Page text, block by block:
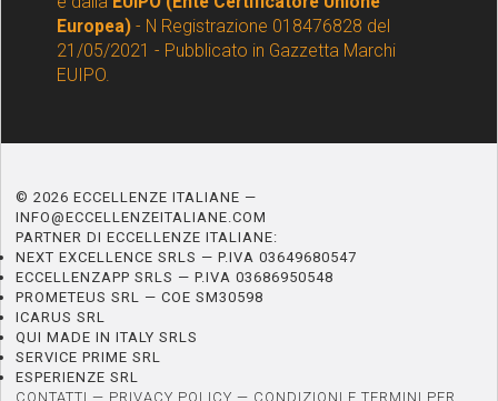
Europea) - N Registrazione 018476828 del
21/05/2021 - Pubblicato in Gazzetta Marchi
EUIPO.
© 2026 ECCELLENZE ITALIANE —
INFO@ECCELLENZEITALIANE.COM
PARTNER DI ECCELLENZE ITALIANE:
NEXT EXCELLENCE SRLS — P.IVA 03649680547
ECCELLENZAPP SRLS — P.IVA 03686950548
PROMETEUS SRL — COE SM30598
ICARUS SRL
QUI MADE IN ITALY SRLS
SERVICE PRIME SRL
ESPERIENZE SRL
CONTATTI — PRIVACY POLICY — CONDIZIONI E TERMINI PER